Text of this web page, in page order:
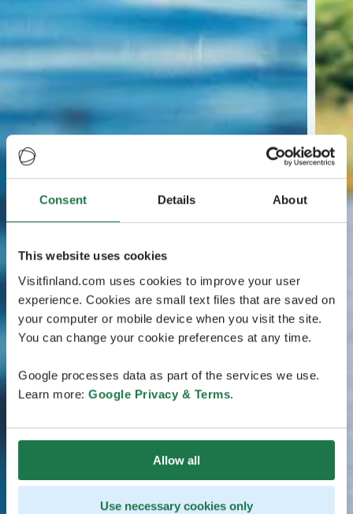
Consent Details About
This website uses cookies
Visitfinland.com uses cookies to improve your user
experience. Cookies are small text files that are saved on
your computer or mobile device when you visit the site.
You can change your cookie preferences at any time.
Google processes data as part of the services we use.
Learn more: Google Privacy & Terms.
Allow all
Use necessary cookies only